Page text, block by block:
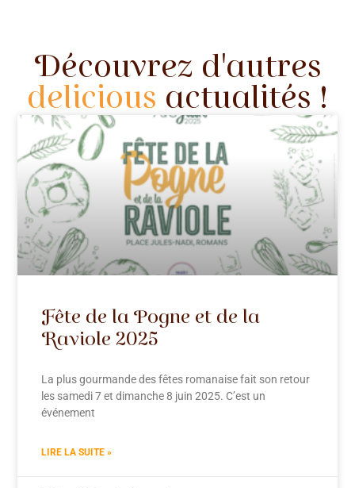
Découvrez d'autres
delicious actualités !
Fête de la Pogne et de la
Raviole 2025
La plus gourmande des fêtes romanaise fait son retour
les samedi 7 et dimanche 8 juin 2025. C’est un
événement
LIRE LA SUITE »